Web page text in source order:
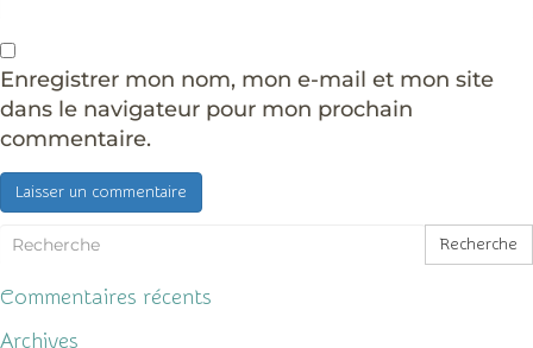
Enregistrer mon nom, mon e-mail et mon site
dans le navigateur pour mon prochain
commentaire.
Recherche
Commentaires récents
Archives